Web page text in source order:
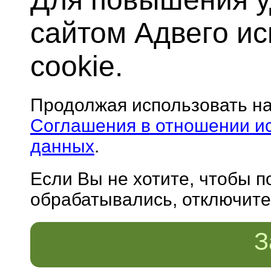
сайтом Адвего
cookie.
Продолжая использовать
Соглашения в отношении
данных.
Если Вы не хотите, чтобы
обрабатывались,